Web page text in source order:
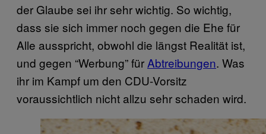
der Glaube sei ihr sehr wichtig. So wichtig,
dass sie sich immer noch gegen die Ehe für
Alle ausspricht, obwohl die längst Realität ist,
und gegen “Werbung” für Abtreibungen. Was
ihr im Kampf um den CDU-Vorsitz
voraussichtlich nicht allzu sehr schaden wird.